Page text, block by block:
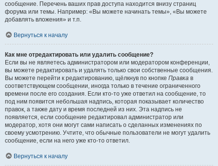
сообщение. Перечень ваших прав доступа находится внизу страниц
форума или темы. Например: «Вы можете начинать темы», «Вы можете
добавлять вложения» и т.п.
Вернуться к началу
Как мне отредактировать или удалить сообщение?
Если вы не являетесь администратором или модератором конференции,
вы можете редактировать и удалять только свои собственные сообщения.
Вы можете перейти к редактированию, щёлкнув по кнопке Правка в
соответствующем сообщении, иногда только в течение ограниченного
времени после его создания. Если кто-то уже ответил на сообщение, то
под ним появится небольшая надпись, которая показывает количество
правок, а также дату и время последней из них. Эта надпись не
появляется, если сообщение редактировал администратор или
модератор, хотя они могут сами написать о сделанных изменениях по
своему усмотрению. Учтите, что обычные пользователи не могут удалить
сообщение, если на него уже кто-то ответил.
Вернуться к началу